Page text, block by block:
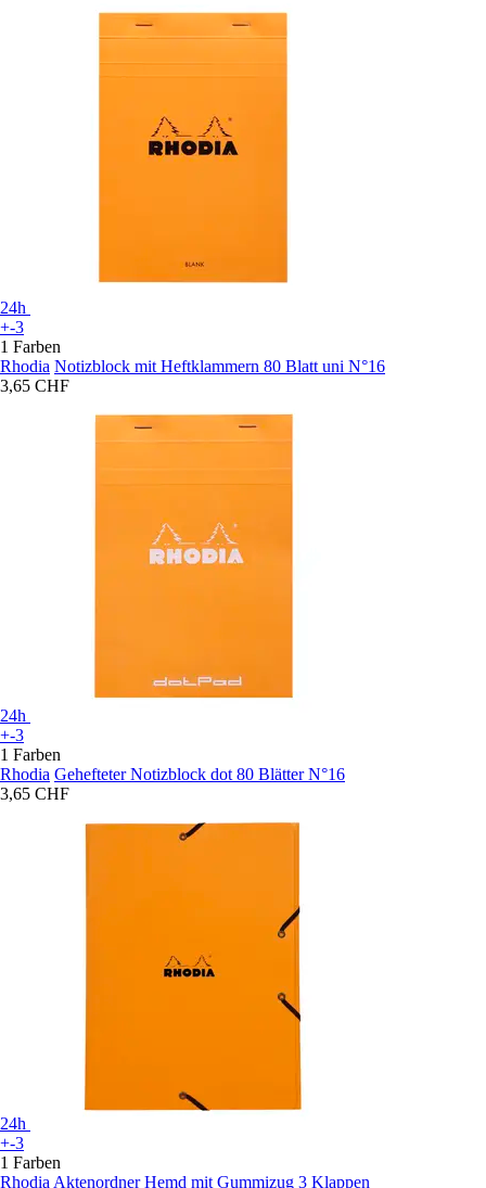
24h
+-3
1 Farben
Rhodia Notizblock mit Heftklammern 80 Blatt uni N°16
3,65 CHF
24h
+-3
1 Farben
Rhodia Gehefteter Notizblock dot 80 Blätter N°16
3,65 CHF
24h
+-3
1 Farben
Rhodia Aktenordner Hemd mit Gummizug 3 Klappen